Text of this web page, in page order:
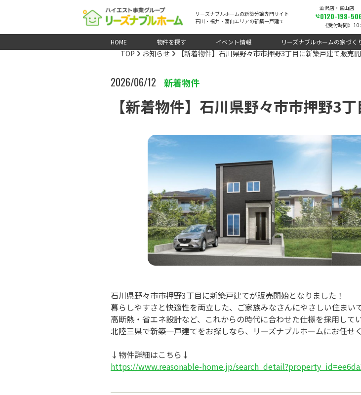
リーズナブルホームの新築分譲専門サイト
石川・福井・富山エリアの新築一戸建て
金沢店・富山店
0120-198-
《受付時間》
HOME 物件を探す イベント情報 リーズナブルホームの家づく
TOP お知らせ 【新着物件】石川県野々市市押野3丁目に新築戸建て販売
2026/06/12 新着物件
【新着物件】石川県野々市市押野3
石川県野々市市押野3丁目に新築戸建てが販売開始となりました！
暮らしやすさと快適性を両立した、ご家族みなさんにやさしい住まいで
高断熱・省エネ設計など、これからの時代に合わせた仕様を採用してい
北陸三県で新築一戸建てをお探しなら、リーズナブルホームにお任せ
https://www.reasonable-home.jp/